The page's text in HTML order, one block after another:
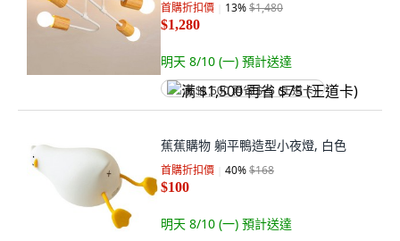
首購折扣價 13%$1,480
$1,280
明天 8/10 (一) 預計送達
满 $1,500 再省 $75 (王道卡)
蕉蕉購物 躺平鴨造型小夜燈, 白色
首購折扣價 40%$168
$100
明天 8/10 (一) 預計送達